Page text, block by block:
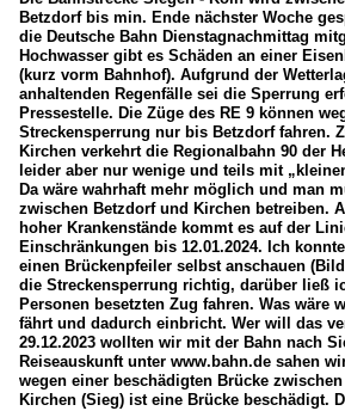
Betzdorf bis min. Ende nächster Woche
die Deutsche Bahn Dienstagnachmittag
Hochwasser gibt es Schäden an einer
(kurz vorm Bahnhof). Aufgrund der
anhaltenden Regenfälle sei die Sperrung
Pressestelle. Die Züge des RE 9 können
Streckensperrung nur bis Betzdorf fahren.
Kirchen verkehrt die Regionalbahn 90 der
leider aber nur wenige und teils mit
Da wäre wahrhaft mehr möglich und man
zwischen Betzdorf und Kirchen betreiben.
hoher Krankenstände kommt es auf der
Einschränkungen bis 12.01.2024. Ich
einen Brückenpfeiler selbst anschauen
die Streckensperrung richtig, darüber ließ
Personen besetzten Zug fahren. Was wäre
fährt und dadurch einbricht. Wer will das
29.12.2023 wollten wir mit der Bahn nach
Reiseauskunft unter www.bahn.de sahen
wegen einer beschädigten Brücke
Kirchen (Sieg) ist eine Brücke beschädigt.